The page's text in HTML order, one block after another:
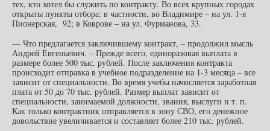
тех, кто хотел бы служить по контракту. Во всех крупных городах
открыты пункты отбора: в частности, во Владимире – на ул. 1-я
Пионерская, 92; в Коврове – на ул. Фурманова, 33.
— Что предлагается заключившему контракт, – продолжил мысль
Андрей Евгеньевич. – Прежде всего, единоразовая выплата в
размере более 500 тыс. рублей. После заключения контракта
происходит отправка в учебное подразделение на 1-3 месяца – все
зависит от специальности. Во время учебы начисляется заработная
плата от 50 до 70 тыс. рублей. Размер выплат зависит от
специальности, занимаемой должности, звания, выслуги и т. п.
Как только контрактник отправляется в зону СВО, его денежное
довольствие увеличивается и составляет более 210 тыс. рублей.